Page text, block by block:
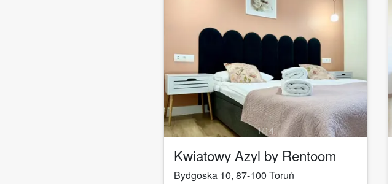
1/14
Kwiatowy Azyl by Rentoom
Bydgoska 10, 87-100 Toruń